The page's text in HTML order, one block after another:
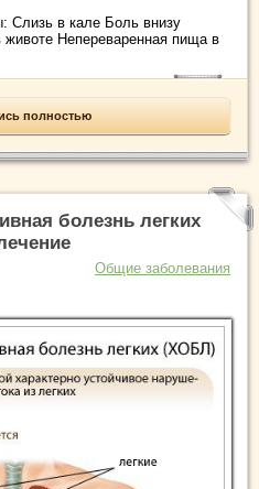
Слизь в кале Боль внизу
Непереваренная пища в
полностью
болезнь легких
Общие заболевания